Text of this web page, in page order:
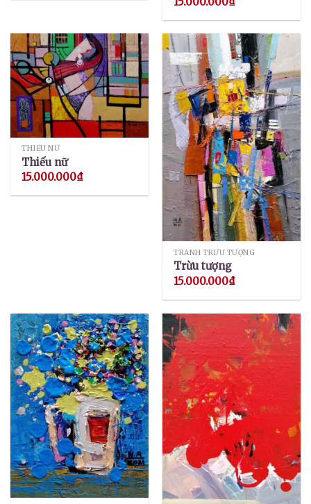
THIẾU NỮ
Thiếu nữ
15.000.000₫
TRANH TRỪU TƯỢNG
Trừu tượng
15.000.000₫